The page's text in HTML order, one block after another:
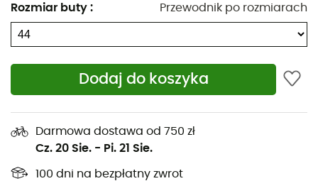
Rozmiar buty : Przewodnik po rozmiarach
Dodaj do koszyka
Darmowa dostawa od 750 zł
Cz. 20 Sie. - Pi. 21 Sie.
100 dni na bezpłatny zwrot
Konstrukcja Synchwire to bezszwowa, wentylowana
i wzmocniona cholewka, która tworzy ultralekki but
mtbe, łącząc wyjątkową cyrkulację powietrza z
Synchwire to zaawansowany kompozyt składający
rozprowadzającej siłę systemu zamykania na
cholewkę dla bezpośredniego transferu mocy oraz
monofilamentowej siatki dla wentylacji